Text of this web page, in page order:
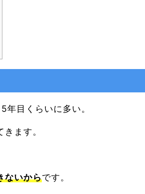
目くらいに多い。
ます。
ないからです。